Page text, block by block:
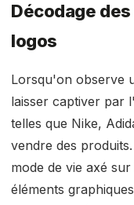
Décodage
logos
Lorsqu'on observe
laisser captiver par
telles que Nike,
vendre des
mode de vie axé
éléments